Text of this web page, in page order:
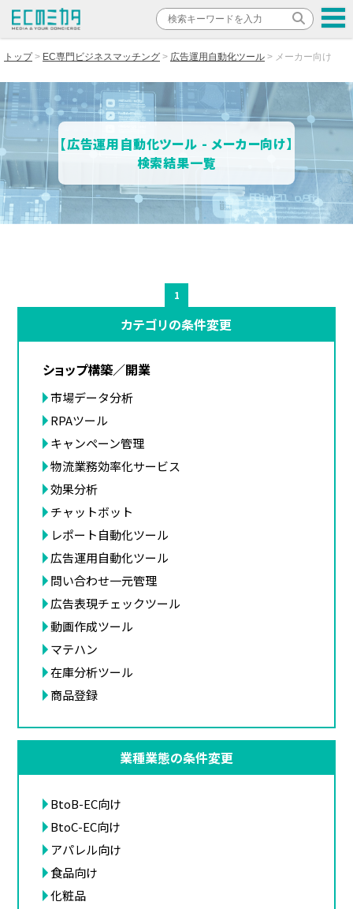
トップ EC専門ビジネスマッチング 広告運用自動化ツール メーカー向け
【広告運用自動化ツール - メーカー向け】
検索結果一覧
1
カテゴリの条件変更
ショップ構築／開業
市場データ分析
RPAツール
キャンペーン管理
物流業務効率化サービス
効果分析
チャットボット
レポート自動化ツール
広告運用自動化ツール
問い合わせ一元管理
広告表現チェックツール
動画作成ツール
マテハン
在庫分析ツール
商品登録
業種業態の条件変更
BtoB-EC向け
BtoC-EC向け
アパレル向け
食品向け
化粧品